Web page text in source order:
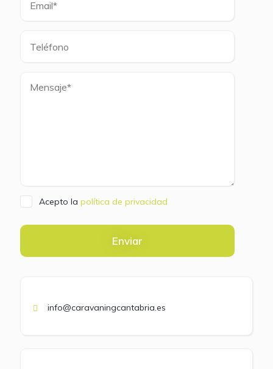
Acepto la política de privacidad
Enviar
info@caravaningcantabria.es